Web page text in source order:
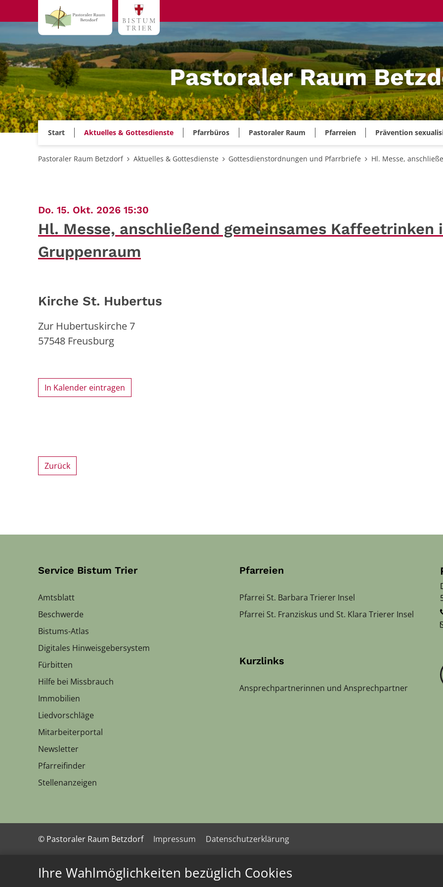
Ihre Wahlmöglichkeiten bezüglich Cookies
Zum Inhalt springen
Pastoraler Raum
Start Aktuelles & Gottesdienste Pfarrbüros Pastoraler Raum Pfarreien Prävention
Pastoraler Raum Betzdorf Aktuelles & Gottesdienste Gottesdienstordnungen und Pfarrbriefe Hl. Messe,
Do. 15. Okt. 2026 15:30
Hl. Messe, anschließend gemeinsames Kaffeetrinken
Gruppenraum
Kirche St. Hubertus
Zur Hubertuskirche 7
57548 Freusburg
In Kalender eintragen
Zurück
Service Bistum Trier
Amtsblatt
Beschwerde
Bistums-Atlas
Digitales Hinweisgebersystem
Fürbitten
Hilfe bei Missbrauch
Immobilien
Liedvorschläge
Mitarbeiterportal
Newsletter
Pfarreifinder
Stellenanzeigen
Pfarreien
Pfarrei St. Barbara Trierer Insel
Pfarrei St. Franziskus und St. Klara Trierer Insel
Kurzlinks
Ansprechpartnerinnen und Ansprechpartner
© Pastoraler Raum Betzdorf Impressum Datenschutzerklärung